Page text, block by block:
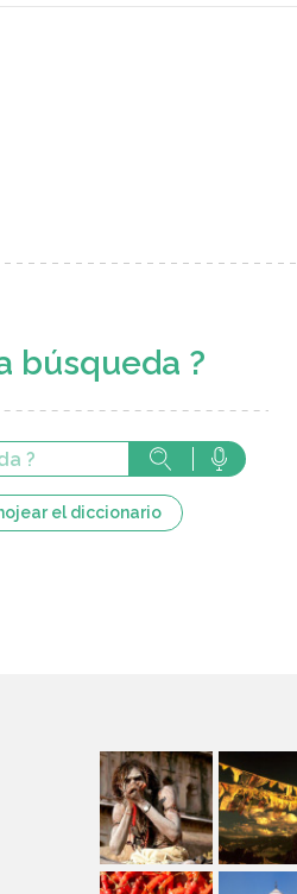
búsqueda ?
el diccionario